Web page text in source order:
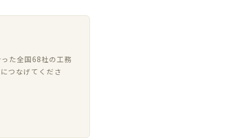
た全国68社の工務
つなげてくださ